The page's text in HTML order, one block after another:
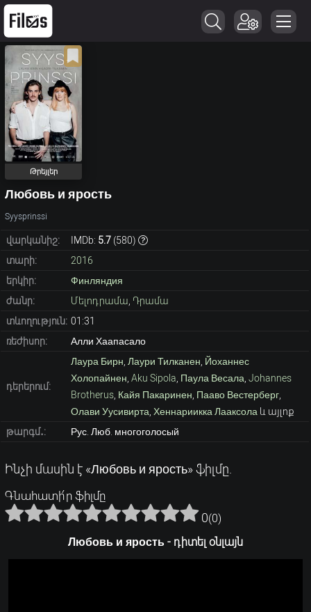
Թրեյլեր
Любовь и ярость
Syysprinssi
վարկանիշ: IMDb: 5.7(580)
տարի:
2016
երկիր:
Финляндия
ժանր:
Մելոդրամա Դրամա
տևողություն: 01:31
ռեժիսոր:
Алли Хаапасало
դերերում:
Лаура Бирн Лаури Тилканен Йоханнес
Холопайнен Aku Sipola Паула Весала Johannes
Brotherus, Кайя Пакаринен Пааво Вестерберг,
Олави Уусивирта Хеннариикка Лааксола և այլոք
թարգմ․:
Рус. Люб. многоголосый
Ինչի մասին է «Любовь и ярость» ֆիլմը.
Գնահատի՛ր ֆիլմը
0(0)
Любовь и ярость - դիտել օնլայն